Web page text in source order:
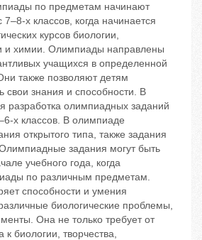
по предметам начинают
7–8-х классов, когда начинается
курсов биологии,
и химии. Олимпиады направлены
учащихся в определенной
также позволяют детям
свои знания и способности. В
разработка олимпиадных заданий
х классов. В олимпиаде
открытого типа, также задания
задания могут быть
учебного года, когда
по различным предметам.
способности и умения
биологические проблемы,
Она не только требует от
биологии, творчества,